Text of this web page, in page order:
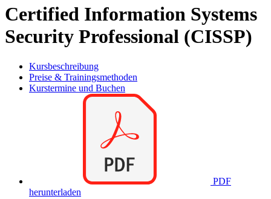
Certified Information Systems
Security Professional (CISSP)
Kursbeschreibung
Preise & Trainingsmethoden
Kurstermine und Buchen
PDF
herunterladen